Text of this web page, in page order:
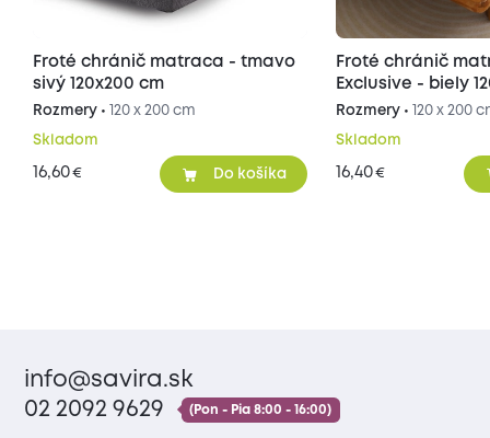
Froté chránič matraca - tmavo
sivý 120x200 cm
Rozmery • 120 x 200 cm
Skladom
16,60€ Do košíka
Froté chránič
Exclusive - biely
Rozmery • 120 x 200
Skladom
16,40€
info@savira.sk
02 2092 9629
(Pon - Pia 8:00 - 16:00)